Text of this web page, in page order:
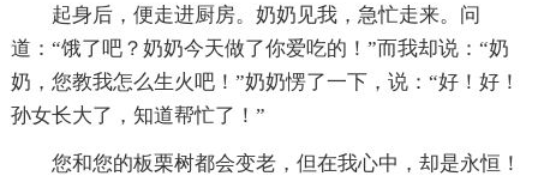
起身后，便走进厨房。奶奶见我，急忙走来。问
道：“饿了吧？奶奶今天做了你爱吃的！”而我却说：“奶
奶，您教我怎么生火吧！”奶奶愣了一下，说：“好！好！
孙女长大了，知道帮忙了！”
您和您的板栗树都会变老，但在我心中，却是永恒！